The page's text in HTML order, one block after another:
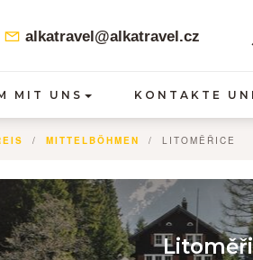
alkatravel@alkatravel.cz
MIT UNS KONTAKTE
MITTELBÖHMEN LITOMĚŘICE